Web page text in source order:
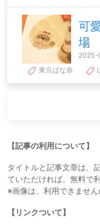
可
場
2025-
東京ばな奈
【記事の利用について】
タイトルと記事文章は、
ていただければ、無料で
※画像は、利用できません
【リンクついて】